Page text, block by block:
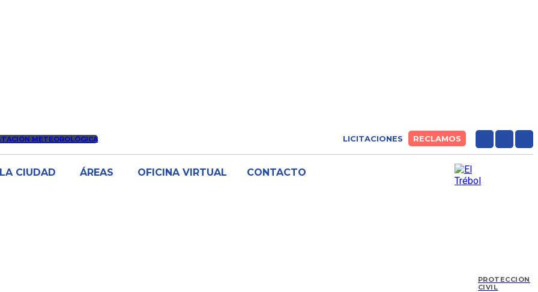
METEOROLÓGICA LICITACIONES RECLAMOS
LA CIUDAD ÁREAS OFICINA VIRTUAL CONTACTO
PROTECCIÓN
CIVIL